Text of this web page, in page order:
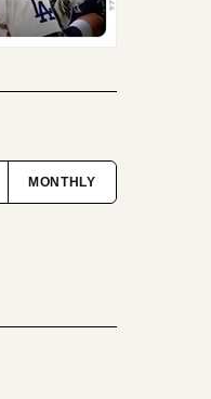
MONTHLY